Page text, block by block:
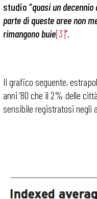
studio “quasi un
parte di queste aree non
rimangono buie[3]”.
Il grafico seguente,
anni ’80 che il 2% delle
sensibile registratosi negli